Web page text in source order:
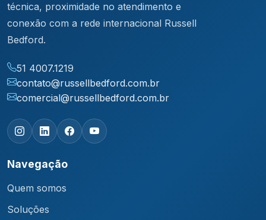
técnica, proximidade no atendimento e
conexão com a rede internacional Russell
Bedford.
51 4007.1219
contato@russellbedford.com.br
comercial@russellbedford.com.br
Navegação
Quem somos
Soluções